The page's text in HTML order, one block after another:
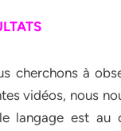
cherchons à
vidéos, nous
langage est au